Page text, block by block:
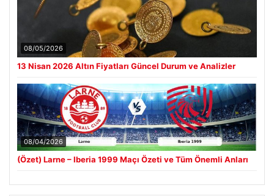
08/05/2026
13 Nisan 2026 Altın Fiyatları Güncel Durum ve Analizler
08/04/2026
(Özet) Larne – Iberia 1999 Maçı Özeti ve Tüm Önemli Anları